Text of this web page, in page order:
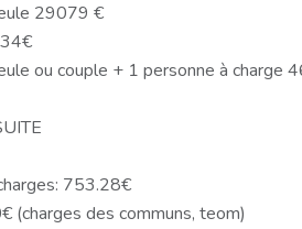
29079 €
ou couple + 1 personne à charge
753.28€
(charges des communs, teom)